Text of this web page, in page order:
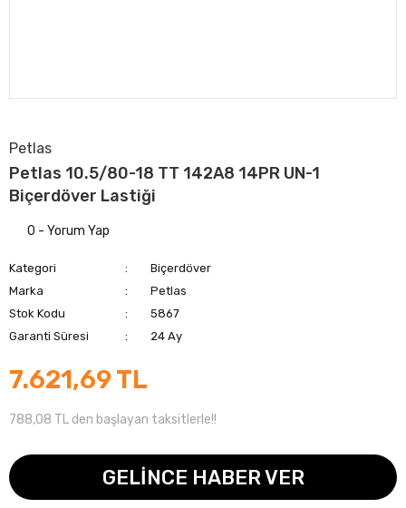
Petlas
Petlas 10.5/80-18 TT 142A8 14PR UN-1
Biçerdöver Lastiği
0 - Yorum Yap
Kategori
Biçerdöver
Marka
Petlas
Stok Kodu
5867
Garanti Süresi
24 Ay
7.621,69 TL
788,08 TL den başlayan taksitlerle!!
GELİNCE HABER VER